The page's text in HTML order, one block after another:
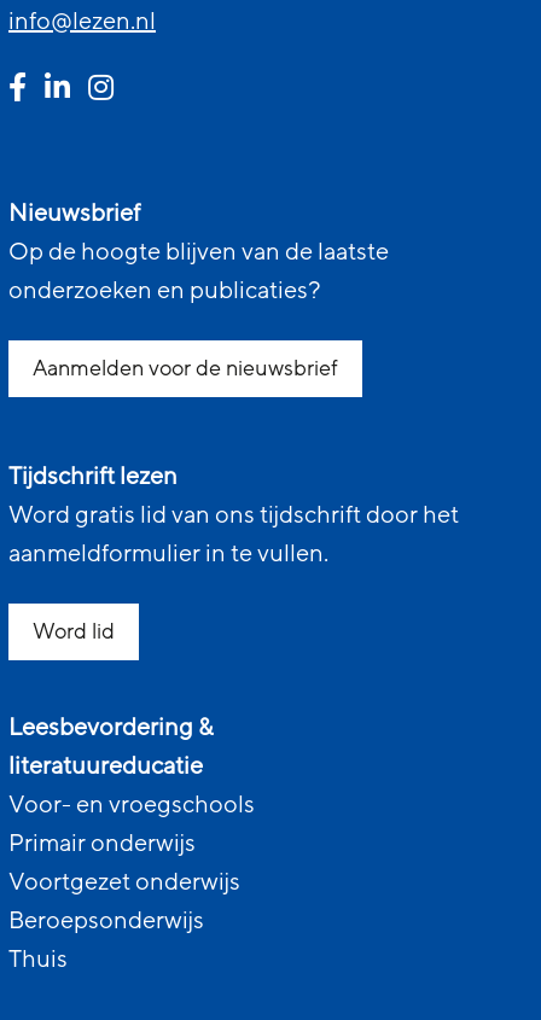
info@lezen.nl
Nieuwsbrief
Op de hoogte blijven van de laatste
onderzoeken en publicaties?
Aanmelden voor de nieuwsbrief
Tijdschrift lezen
Word gratis lid van ons tijdschrift door het
aanmeldformulier in te vullen.
Word lid
Leesbevordering &
literatuureducatie
Voor- en vroegschools
Primair onderwijs
Voortgezet onderwijs
Beroepsonderwijs
Thuis